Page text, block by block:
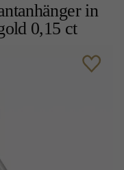
in
0,15 ct